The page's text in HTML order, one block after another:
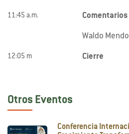
11:45 a.m.
Waldo
12:05 m Cierre
Otros Eventos
Conferencia